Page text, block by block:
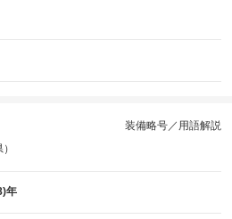
装備略号／用語解説
年